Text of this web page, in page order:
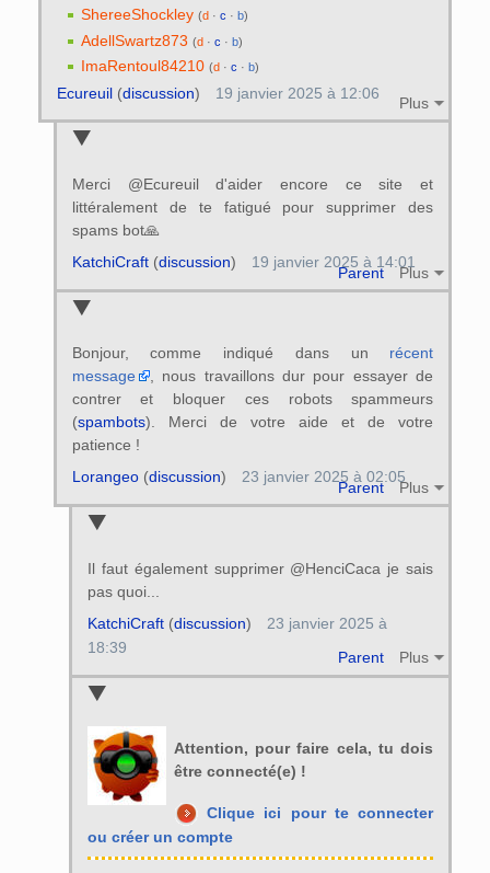
ShereeShockley (d ·c · b)
AdellSwartz873 (d ·c ·b)
ImaRentoul84210 (d ·c · b)
Plus
Ecureuil(discussion) 19 janvier 2025 à 12:06
Merci @Ecureuil d'aider encore ce site et
littéralement de te fatigué pour supprimer des
spams bot🙏
Parent Plus
KatchiCraft(discussion) 19 janvier 2025 à 14:01
Bonjour, comme indiqué dans un récent
message
, nous travaillons dur pour essayer de
contrer et bloquer ces robots spammeurs
(spambots). Merci de votre aide et de votre
patience !
Parent Plus
Lorangeo(discussion) 23 janvier 2025 à 02:05
Il faut également supprimer @HenciCaca je sais
pas quoi...
Parent Plus
KatchiCraft(discussion)
23 janvier 2025 à
18:39
Attention, pour faire cela, tu dois
être connecté(e) !
Clique ici pour te connecter
ou créer un compte